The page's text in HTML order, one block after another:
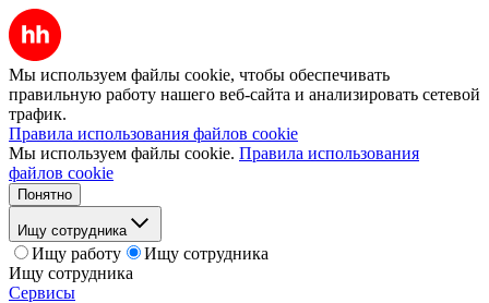
Мы используем файлы cookie, чтобы обеспечивать
правильную работу нашего веб-сайта и анализировать сетевой
трафик.
Правила использования файлов cookie
Мы используем файлы cookie. Правила использования
файлов cookie
Понятно
Ищу сотрудника
Ищу работу
Ищу сотрудника
Ищу сотрудника
Сервисы